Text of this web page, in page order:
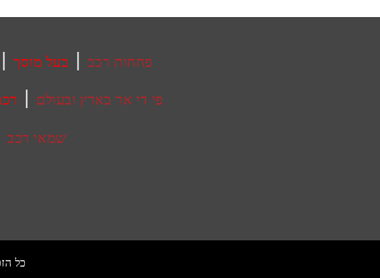
פחחות רכב בעל מוסך
פי די אר בארץ ובעולם
שמאי רכב
כל